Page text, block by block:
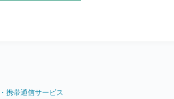
携帯通信サービス